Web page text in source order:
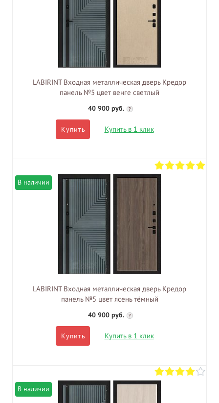
LABIRINT Входная металлическая дверь Кредор
панель №5 цвет венге светлый
40 900 руб. ?
Купить Купить в 1 клик
В наличии
LABIRINT Входная металлическая дверь Кредор
панель №5 цвет ясень тёмный
40 900 руб. ?
Купить Купить в 1 клик
В наличии